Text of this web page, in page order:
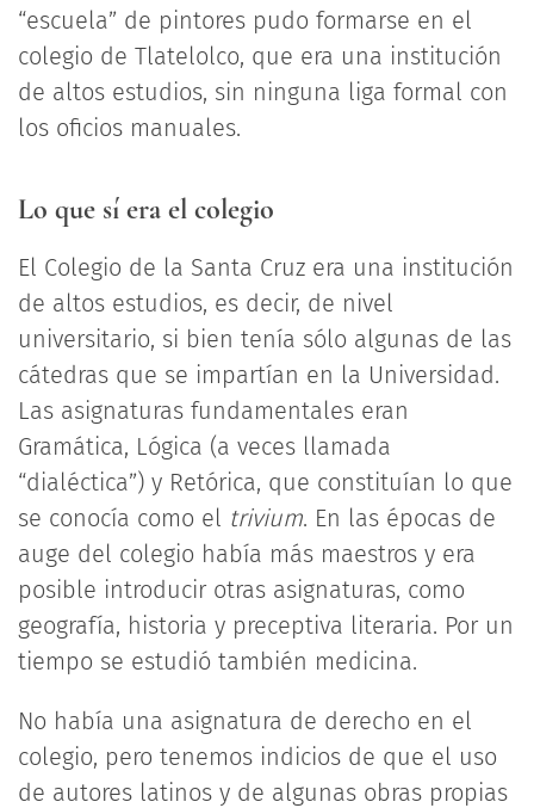
“escuela” de pintores pudo formarse en el
colegio de Tlatelolco, que era una institución
de altos estudios, sin ninguna liga formal con
los oficios manuales.
Lo que sí era el colegio
El Colegio de la Santa Cruz era una institución
de altos estudios, es decir, de nivel
universitario, si bien tenía sólo algunas de las
cátedras que se impartían en la Universidad.
Las asignaturas fundamentales eran
Gramática, Lógica (a veces llamada
“dialéctica”) y Retórica, que constituían lo que
se conocía como el trivium. En las épocas de
auge del colegio había más maestros y era
posible introducir otras asignaturas, como
geografía, historia y preceptiva literaria. Por un
tiempo se estudió también medicina.
No había una asignatura de derecho en el
colegio, pero tenemos indicios de que el uso
de autores latinos y de algunas obras propias